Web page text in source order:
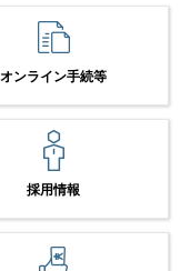
オンライン手続等
採用情報